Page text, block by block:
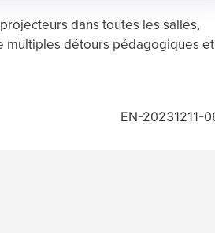
dans toutes les salles,
multiples détours pédagogiques et